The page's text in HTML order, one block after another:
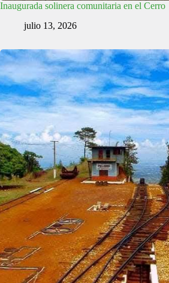
Inaugurada solinera comunitaria en el Cerro
julio 13, 2026